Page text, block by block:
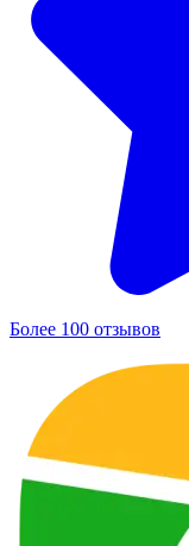
Более 100 отзывов